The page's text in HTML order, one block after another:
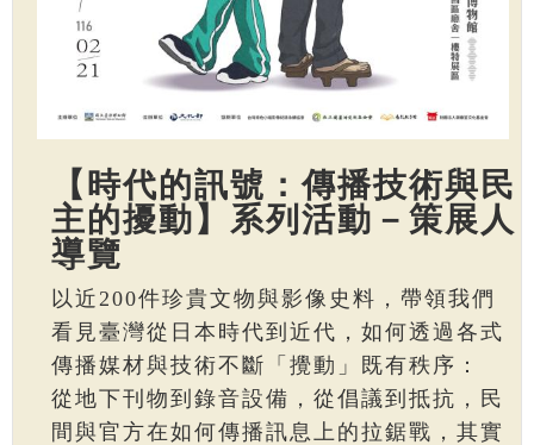
【時代的訊號：傳播技術與民
主的擾動】系列活動－策展人
導覽
以近200件珍貴文物與影像史料，帶領我們
看見臺灣從日本時代到近代，如何透過各式
傳播媒材與技術不斷「攪動」既有秩序：
從地下刊物到錄音設備，從倡議到抵抗，民
間與官方在如何傳播訊息上的拉鋸戰，其實